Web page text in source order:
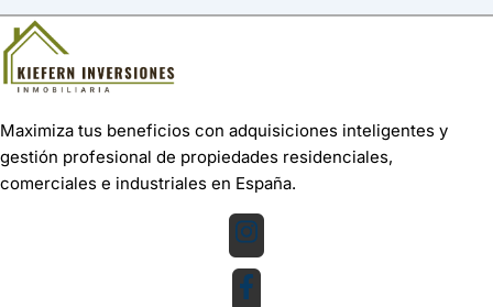
Maximiza tus beneficios con adquisiciones inteligentes y
gestión profesional de propiedades residenciales,
comerciales e industriales en España.